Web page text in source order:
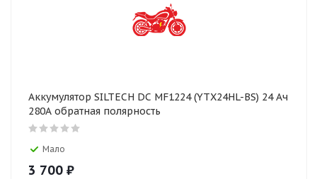
Аккумулятор SILTECH DC MF1224 (YTX24HL-BS) 24 Ач
280А обратная полярность
Мало
3 700 ₽